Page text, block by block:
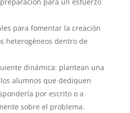
para fomentar la creación
heterogéneos dentro de
dinámica: plantean una
alumnos que dediquen
por escrito o a
sobre el problema.